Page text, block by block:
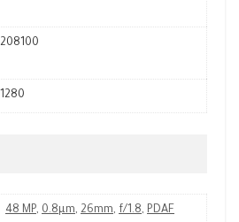
208100
1280
48 MP, 0.8µm, 26mm, f/1.8, PDAF